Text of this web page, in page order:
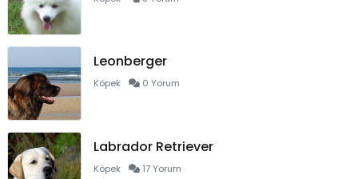
Leonberger
Köpek 0 Yorum
Labrador Retriever
Köpek 17 Yorum